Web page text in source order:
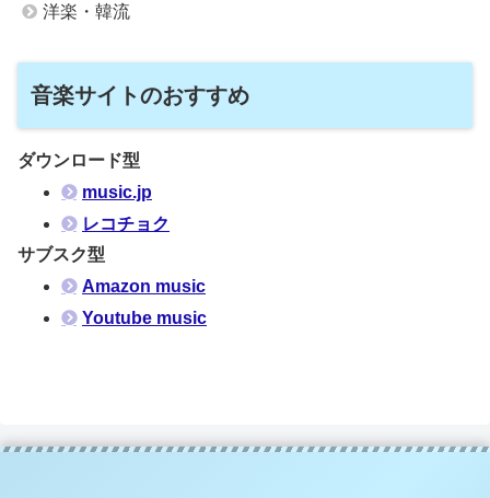
洋楽・韓流
音楽サイトのおすすめ
ダウンロード型
music.jp
レコチョク
サブスク型
Amazon music
Youtube music